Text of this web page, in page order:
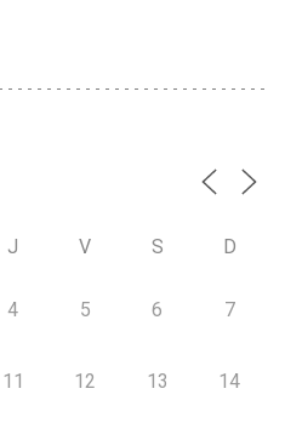
J V S D
4 5 6 7
11 12 13 14